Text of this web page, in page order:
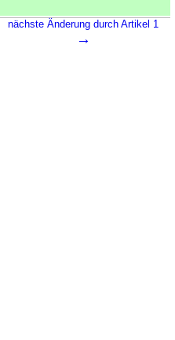
nächste Änderung durch Artikel 1
→